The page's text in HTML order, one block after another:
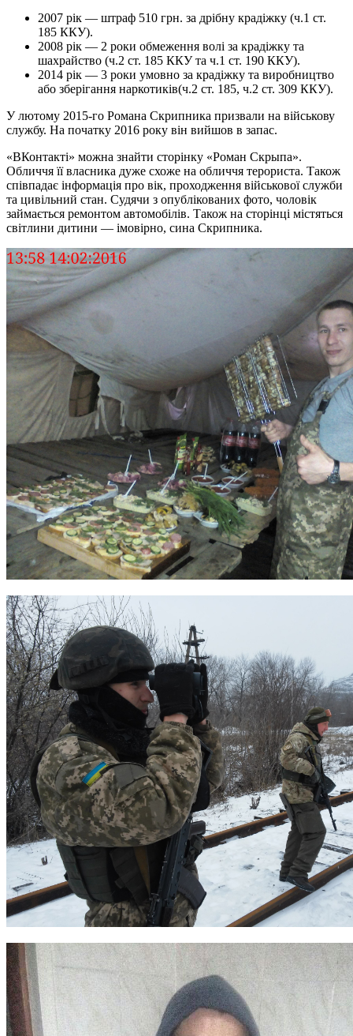
2007 рік — штраф 510 грн. за дрібну крадіжку (ч.1 ст.
185 ККУ).
2008 рік — 2 роки обмеження волі за крадіжку та
шахрайство (ч.2 ст. 185 ККУ та ч.1 ст. 190 ККУ).
2014 рік — 3 роки умовно за крадіжку та виробництво
або зберігання наркотиків(ч.2 ст. 185, ч.2 ст. 309 ККУ).
У лютому 2015-го Романа Скрипника призвали на військову
службу. На початку 2016 року він вийшов в запас.
«ВКонтакті» можна знайти сторінку «Роман Скрыпа».
Обличчя її власника дуже схоже на обличчя терориста. Також
співпадає інформація про вік, проходження військової служби
та цивільний стан. Судячи з опублікованих фото, чоловік
займається ремонтом автомобілів. Також на сторінці містяться
світлини дитини — імовірно, сина Скрипника.